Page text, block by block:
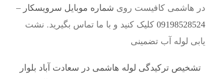
در هاشمی کافیست روی شماره موبایل سرویسکار –
09198528524 کلیک کنید و با ما تماس بگیرید. نشت
یابی لوله آب تضمینی
تشخیص ترکیدگی لوله هاشمی در سعادت آباد بلوار